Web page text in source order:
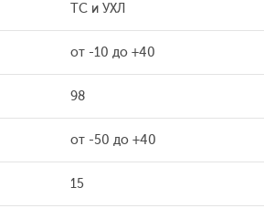
ТС и УХЛ
от -10 до +40
98
от -50 до +40
15